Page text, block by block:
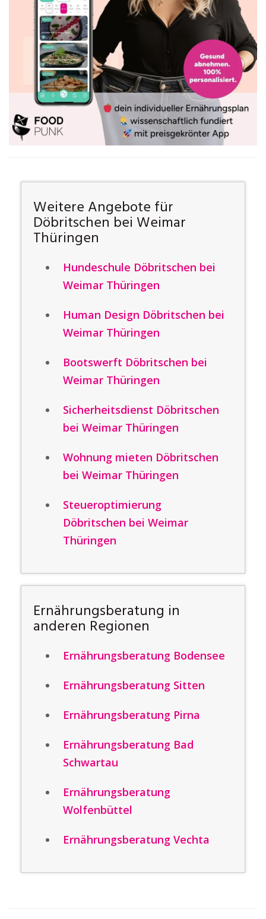
Weitere Angebote für
Döbritschen bei Weimar
Thüringen
Hundeschule Döbritschen bei
Weimar Thüringen
Human Design Döbritschen bei
Weimar Thüringen
Bootswerft Döbritschen bei
Weimar Thüringen
Sicherheitsdienst Döbritschen
bei Weimar Thüringen
Wohnung mieten Döbritschen
bei Weimar Thüringen
Steueroptimierung
Döbritschen bei Weimar
Thüringen
Ernährungsberatung in
anderen Regionen
Ernährungsberatung Bodensee
Ernährungsberatung Sitten
Ernährungsberatung Pirna
Ernährungsberatung Bad
Schwartau
Ernährungsberatung
Wolfenbüttel
Ernährungsberatung Vechta